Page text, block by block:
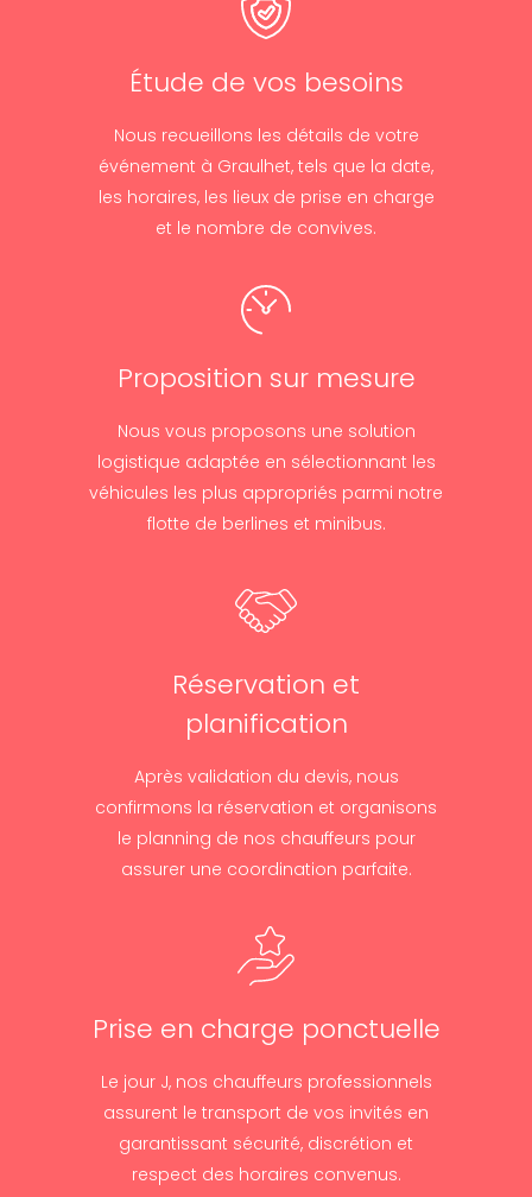
Étude de vos besoins
Nous recueillons les détails de votre
événement à Graulhet, tels que la date,
les horaires, les lieux de prise en charge
et le nombre de convives.
Proposition sur mesure
Nous vous proposons une solution
logistique adaptée en sélectionnant les
véhicules les plus appropriés parmi notre
flotte de berlines et minibus.
Réservation et
planification
Après validation du devis, nous
confirmons la réservation et organisons
le planning de nos chauffeurs pour
assurer une coordination parfaite.
Prise en charge ponctuelle
Le jour J, nos chauffeurs professionnels
assurent le transport de vos invités en
garantissant sécurité, discrétion et
respect des horaires convenus.